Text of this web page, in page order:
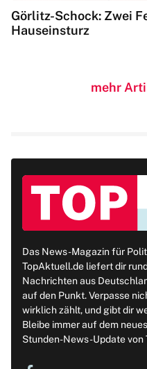
Görlitz-Schock: Zwei
Hauseinsturz
mehr
Das News-Magazin für
TopAktuell.de liefert dir
Nachrichten aus
auf den Punkt. Verpasse
wirklich zählt, und gibt dir
Bleibe immer auf dem
Stunden-News-Update von